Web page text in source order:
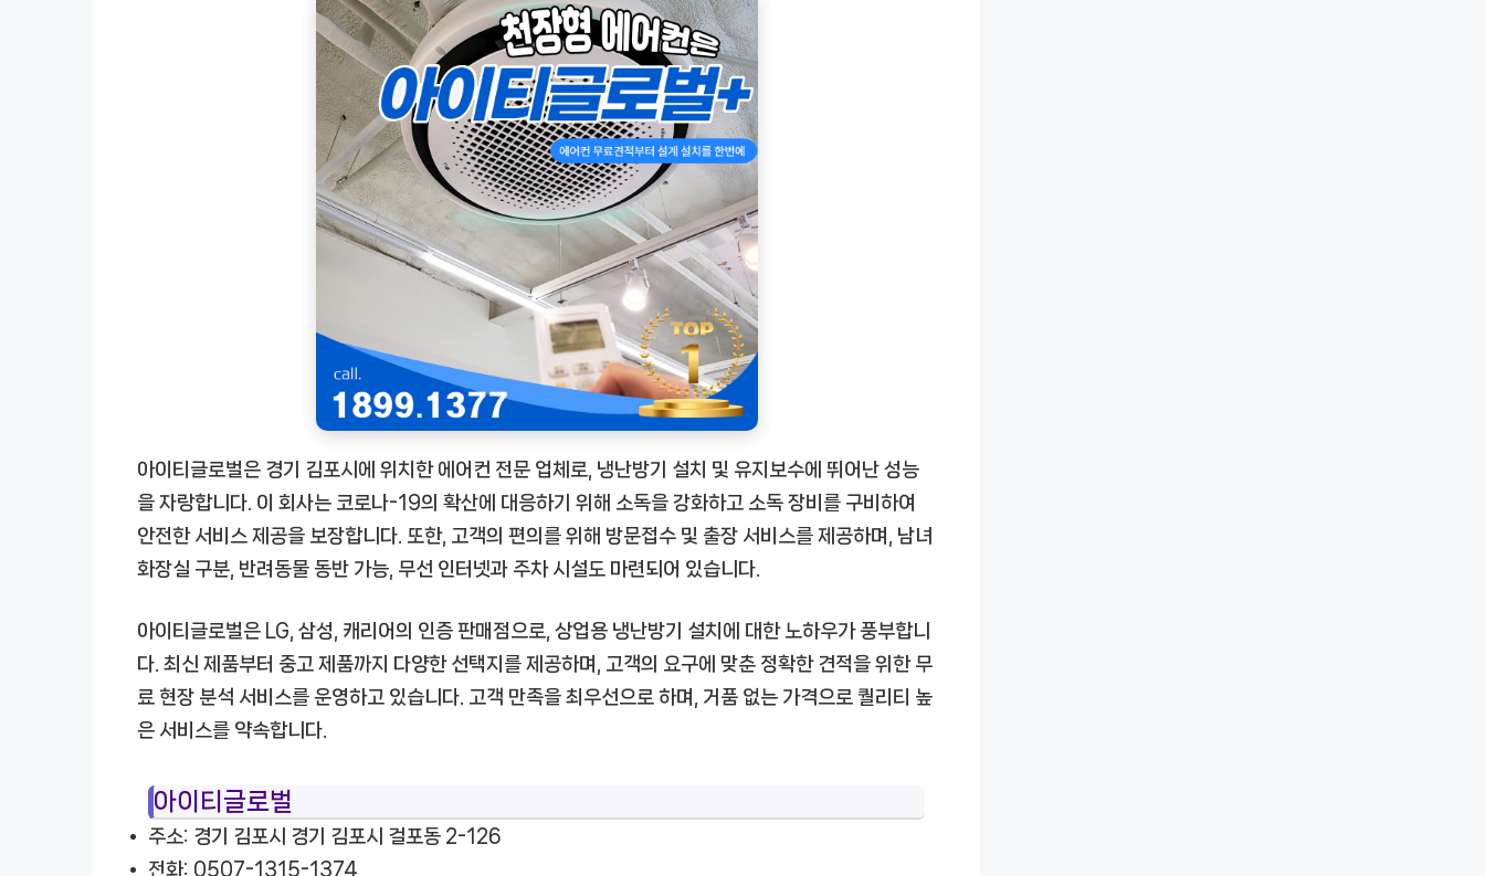
아이티글로벌은 경기 김포시에 위치한 에어컨 전문 업체로, 냉난방기 설치 및 유지보수에 뛰어난 성능
을 자랑합니다. 이 회사는 코로나-19의 확산에 대응하기 위해 소독을 강화하고 소독 장비를 구비하여
안전한 서비스 제공을 보장합니다. 또한, 고객의 편의를 위해 방문접수 및 출장 서비스를 제공하며, 남녀
화장실 구분, 반려동물 동반 가능, 무선 인터넷과 주차 시설도 마련되어 있습니다.
아이티글로벌은 LG, 삼성, 캐리어의 인증 판매점으로, 상업용 냉난방기 설치에 대한 노하우가 풍부합니
다. 최신 제품부터 중고 제품까지 다양한 선택지를 제공하며, 고객의 요구에 맞춘 정확한 견적을 위한 무
료 현장 분석 서비스를 운영하고 있습니다. 고객 만족을 최우선으로 하며, 거품 없는 가격으로 퀄리티 높
은 서비스를 약속합니다.
아이티글로벌
주소: 경기 김포시 경기 김포시 걸포동 2-126
전화: 0507-1315-1374